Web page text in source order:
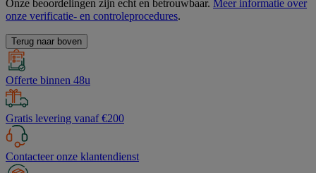
Onze beoordelingen zijn echt en betrouwbaar. Meer informatie over
onze verificatie- en controleprocedures.
Terug naar boven
Offerte binnen 48u
Gratis levering vanaf €200
Contacteer onze klantendienst